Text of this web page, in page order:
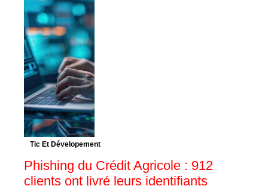
Tic Et Dévelopement
Phishing du Crédit Agricole : 912
clients ont livré leurs identifiants